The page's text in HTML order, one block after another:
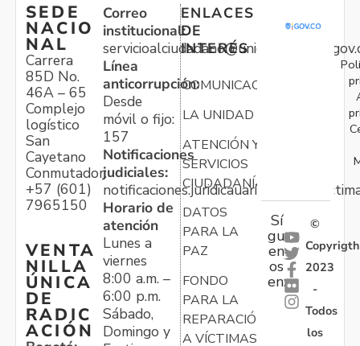
SEDE
NACIO
NAL
Carrera
85D No.
46A – 65
Complejo
logístico
San
Cayetano
Conmutador:
+57 (601)
7965150
VENTA
NILLA
ÚNICA
DE
RADIC
ACIÓN
Correo
institucional:
Línea
anticorrupción:
Desde
móvil o fijo:
157
Notificaciones
judiciales:
Horario de
atención
Lunes a
viernes
8:00 a.m. –
6:00 p.m.
Sábado,
Domingo y
ENLACES
DE
INTERÉS
COMUNICACIONES
LA UNIDAD
ATENCIÓN Y
SERVICIOS
CIUDADANÍA
DATOS
PARA LA
PAZ
FONDO
PARA LA
REPARACIÓN
A VÍCTIMAS
Sí
gu
en
os
en:
©
Copyrigth
2023
-
Todos
los